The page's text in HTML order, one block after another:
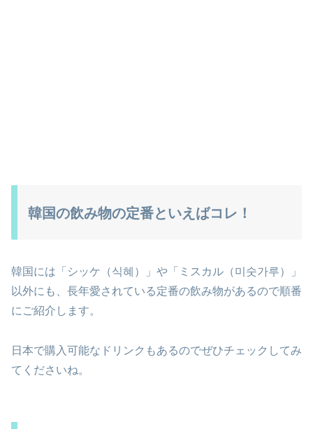
韓国の飲み物の定番といえばコレ！
韓国には「シッケ（식혜）」や「ミスカル（미숫가루）」
以外にも、長年愛されている定番の飲み物があるので順番
にご紹介します。
日本で購入可能なドリンクもあるのでぜひチェックしてみ
てくださいね。